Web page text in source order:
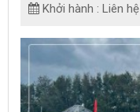
Khởi hành : Liên hệ